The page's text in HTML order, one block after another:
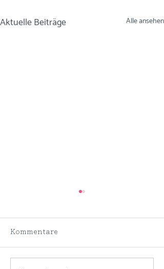
Aktuelle Beiträge Alle ansehen
Kommentare